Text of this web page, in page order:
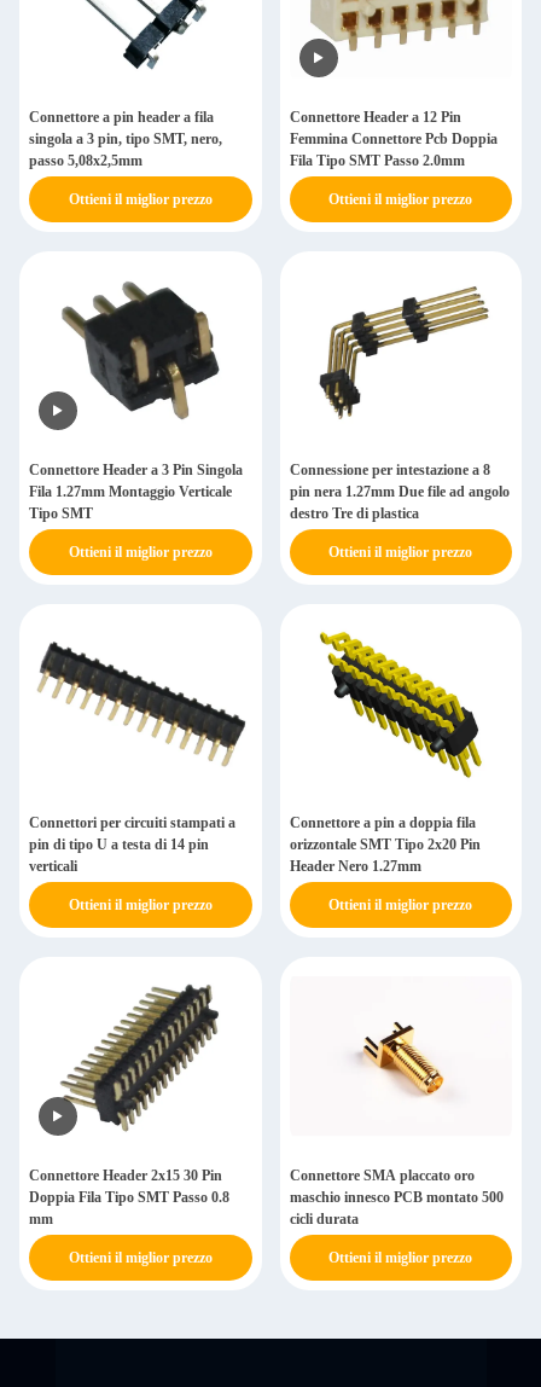
Connettore a pin header a fila
singola a 3 pin, tipo SMT, nero,
passo 5,08x2,5mm
Ottieni il miglior prezzo
Connettore Header a 12 Pin
Femmina Connettore Pcb Doppia
Fila Tipo SMT Passo 2.0mm
Ottieni il miglior prezzo
Connettore Header a 3 Pin Singola
Fila 1.27mm Montaggio Verticale
Tipo SMT
Ottieni il miglior prezzo
Connessione per intestazione a 8
pin nera 1.27mm Due file ad angolo
destro Tre di plastica
Ottieni il miglior prezzo
Connettori per circuiti stampati a
pin di tipo U a testa di 14 pin
verticali
Ottieni il miglior prezzo
Connettore a pin a doppia fila
orizzontale SMT Tipo 2x20 Pin
Header Nero 1.27mm
Ottieni il miglior prezzo
Connettore Header 2x15 30 Pin
Doppia Fila Tipo SMT Passo 0.8
mm
Ottieni il miglior prezzo
Connettore SMA placcato oro
maschio innesco PCB montato 500
cicli durata
Ottieni il miglior prezzo